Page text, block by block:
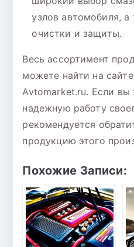
узлов автомобиля, а
очистки и защиты.
Весь ассортимент
можете найти на
Avtomarket.ru. Если вы
надежную работу
рекомендуется
продукцию этого
Похожие Записи: